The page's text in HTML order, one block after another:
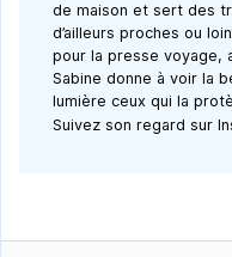
de maison et sert des
d’ailleurs proches ou
pour la presse voyage,
Sabine donne à voir la
lumière ceux qui la
Suivez son regard sur